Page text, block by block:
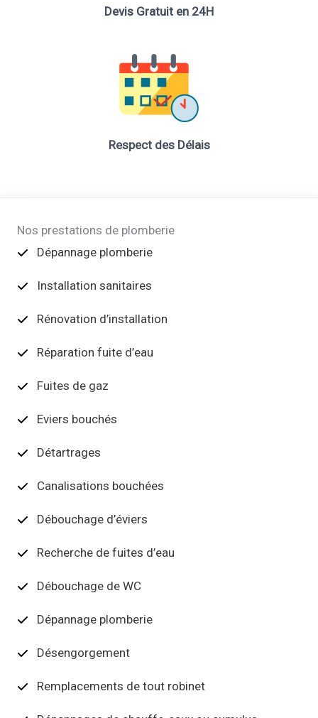
Devis Gratuit en 24H
Respect des Délais
Nos prestations de plomberie
Dépannage plomberie
Installation sanitaires
Rénovation d’installation
Réparation fuite d’eau
Fuites de gaz
Eviers bouchés
Détartrages
Canalisations bouchées
Débouchage d’éviers
Recherche de fuites d’eau
Débouchage de WC
Dépannage plomberie
Désengorgement
Remplacements de tout robinet